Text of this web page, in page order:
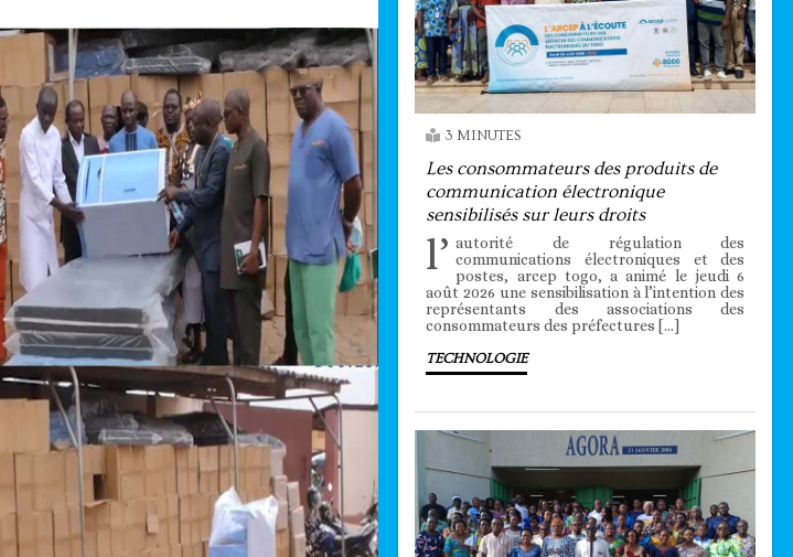
3 MINUTES
Les consommateurs des produits de
communication électronique
sensibilisés sur leurs droits
l’ autorité de régulation des
communications électroniques et des
postes, arcep togo, a animé le jeudi 6
août 2026 une sensibilisation à l’intention des
représentants des associations des
consommateurs des préfectures […]
TECHNOLOGIE